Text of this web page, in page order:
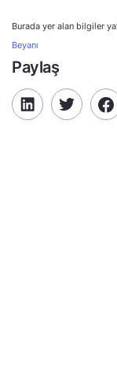
Burada yer alan bilgiler
Beyanı
Paylaş